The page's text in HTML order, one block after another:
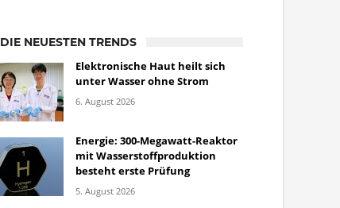
DIE NEUESTEN TRENDS
Elektronische Haut heilt sich
unter Wasser ohne Strom
6. August 2026
Energie: 300-Megawatt-Reaktor
mit Wasserstoffproduktion
besteht erste Prüfung
5. August 2026